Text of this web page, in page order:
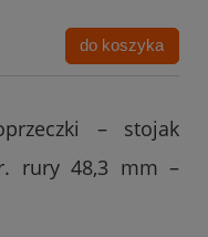
do koszyka
– stojak
rury 48,3 mm –